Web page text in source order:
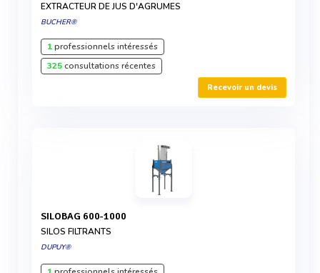
EXTRACTEUR DE JUS D'AGRUMES
BUCHER®
1professionnels intéressés
325consultations récentes
Recevoir un devis
SILOBAG 600-1000
SILOS FILTRANTS
DUPUY®